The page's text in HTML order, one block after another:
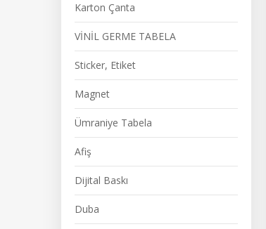
Karton Çanta
VİNİL GERME TABELA
Sticker, Etiket
Magnet
Ümraniye Tabela
Afiş
Dijital Baskı
Duba